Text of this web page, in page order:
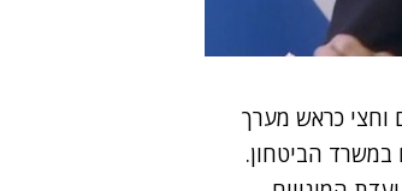
שנים וחצי כראש מערך
הנוכחיים במשרד הביטחון.